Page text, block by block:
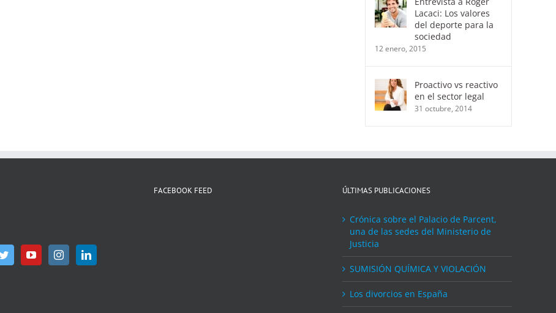
Lacaci: Los valores
del deporte para la
sociedad
12 enero, 2015
Proactivo vs reactivo
en el sector legal
31 octubre, 2014
FACEBOOK FEED ÚLTIMAS PUBLICACIONES
Crónica sobre el Palacio de Parcent,
una de las sedes del Ministerio de
Justicia
SUMISIÓN QUÍMICA Y VIOLACIÓN
Los divorcios en España